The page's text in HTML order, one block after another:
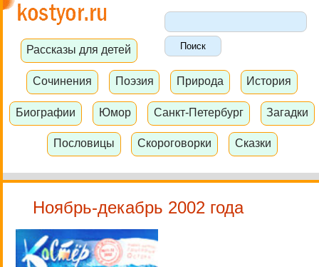
Рассказы для детей
Сочинения Поэзия Природа История
Биографии Юмор Санкт-Петербург Загадки
Пословицы Скороговорки Сказки
Ноябрь-декабрь 2002 года